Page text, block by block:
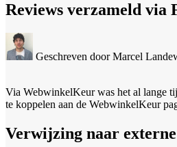
Reviews verzameld via
Geschreven door Marcel
Via WebwinkelKeur was het al lange
te koppelen aan de WebwinkelKeur
Verwijzing naar